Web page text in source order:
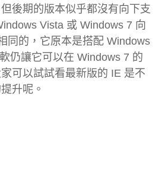
後期的版本似乎都沒有向下支
Vista 或 Windows 7 向
同的，它原本是搭配 Windows
仍讓它可以在 Windows 7 的
可以試試看最新版的 IE 是不
升呢。